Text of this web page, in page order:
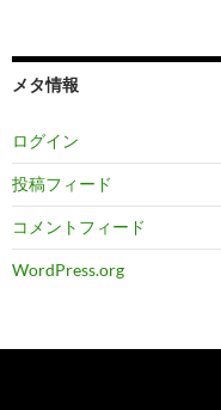
メタ情報
ログイン
投稿フィード
コメントフィード
WordPress.org